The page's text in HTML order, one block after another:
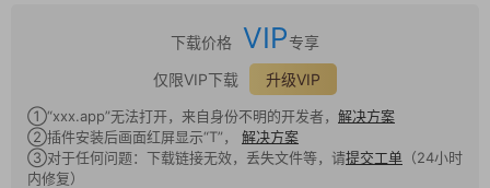
下载价格 VIP专享
仅限VIP下载
升级VIP
①“xxx.app”无法打开，来自身份不明的开发者， 解决方案
②插件安装后画面红屏显示“T”， 解决方案
③对于任何问题：下载链接无效，丢失文件等，请提交工单 （24小时
内修复）